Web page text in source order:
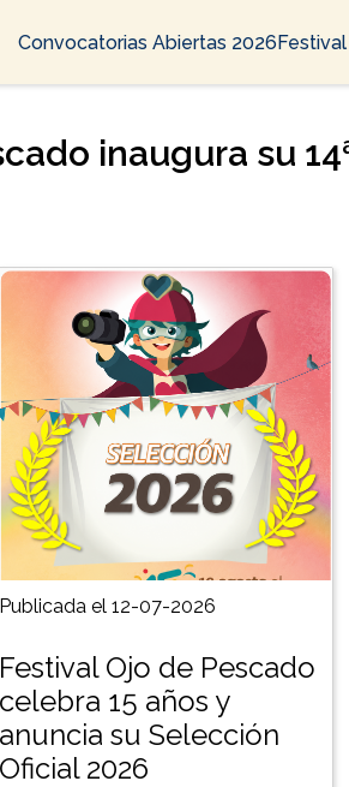
Convocatorias Abiertas 2026
inaugura su
Publicada el 12-07-2026
Festival Ojo de Pescado
celebra 15 años y
anuncia su Selección
Oficial 2026